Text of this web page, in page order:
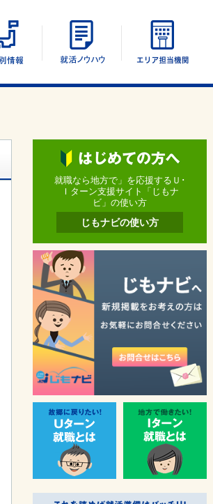
覧 エリア別情報 UIターン就活ノウハウ
就職なら地方で」を応援するＵ･
Ｉターン支援サイト「じもナ
ビ」の使い方
じもナビの使い方